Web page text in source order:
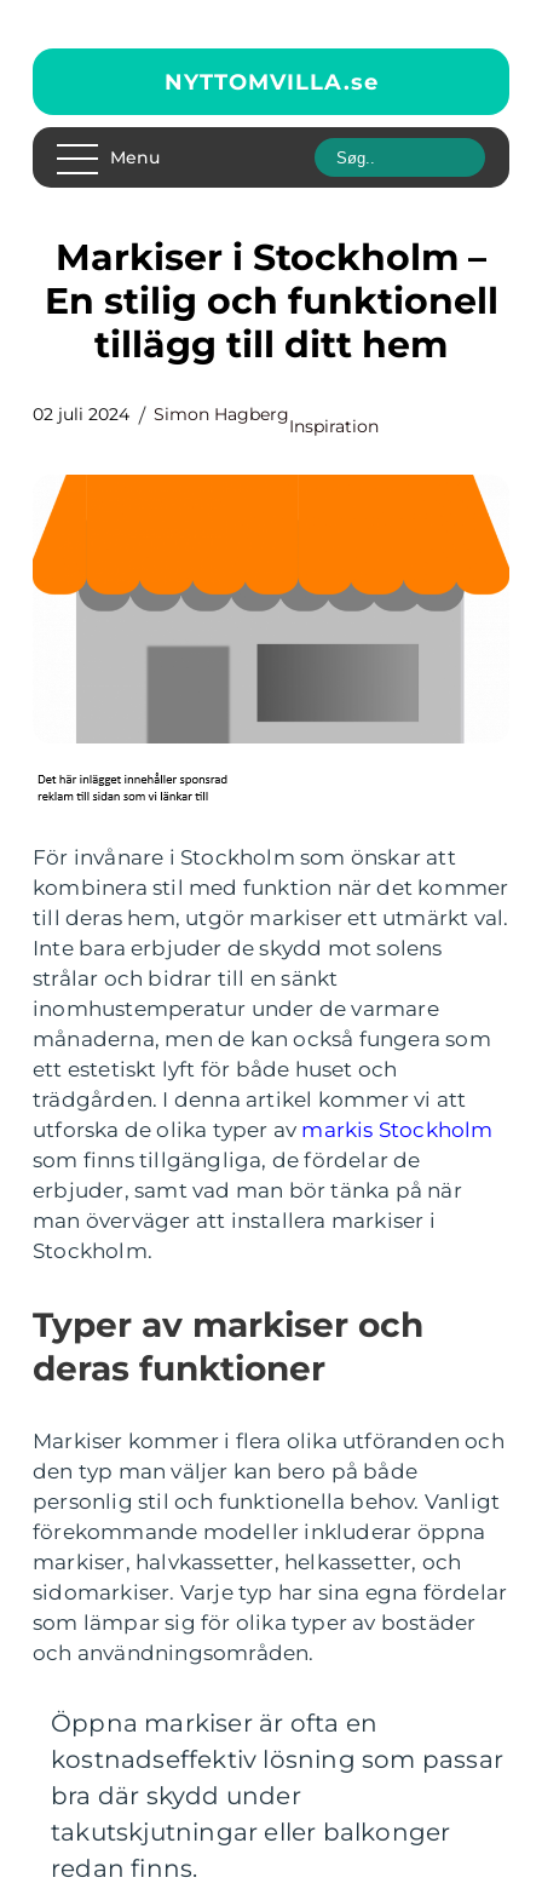
NYTTOMVILLA.se
Menu
Markiser i Stockholm –
En stilig och funktionell
tillägg till ditt hem
02 juli 2024 Simon Hagberg
Inspiration
För invånare i Stockholm som önskar att
kombinera stil med funktion när det kommer
till deras hem, utgör markiser ett utmärkt val.
Inte bara erbjuder de skydd mot solens
strålar och bidrar till en sänkt
inomhustemperatur under de varmare
månaderna, men de kan också fungera som
ett estetiskt lyft för både huset och
trädgården. I denna artikel kommer vi att
utforska de olika typer av markis Stockholm
som finns tillgängliga, de fördelar de
erbjuder, samt vad man bör tänka på när
man överväger att installera markiser i
Stockholm.
Typer av markiser och
deras funktioner
Markiser kommer i flera olika utföranden och
den typ man väljer kan bero på både
personlig stil och funktionella behov. Vanligt
förekommande modeller inkluderar öppna
markiser, halvkassetter, helkassetter, och
sidomarkiser. Varje typ har sina egna fördelar
som lämpar sig för olika typer av bostäder
och användningsområden.
Öppna markiser är ofta en
kostnadseffektiv lösning som passar
bra där skydd under
takutskjutningar eller balkonger
redan finns.